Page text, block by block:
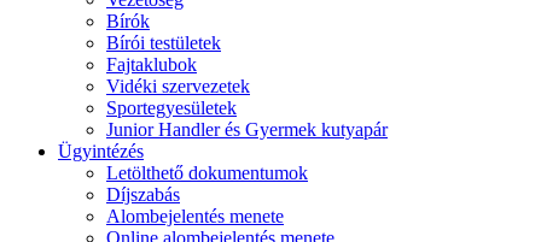
Bírók
Bírói testületek
Fajtaklubok
Vidéki szervezetek
Sportegyesületek
Junior Handler és Gyermek kutyapár
Ügyintézés
Letölthető dokumentumok
Díjszabás
Alombejelentés menete
Online alombejelentés menete